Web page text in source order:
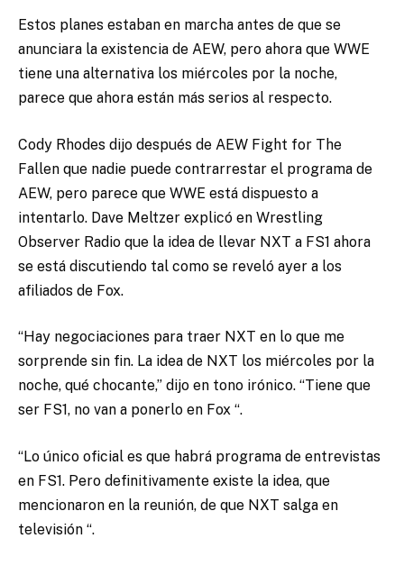
Estos planes estaban en marcha antes de que se
anunciara la existencia de AEW, pero ahora que WWE
tiene una alternativa los miércoles por la noche,
parece que ahora están más serios al respecto.
Cody Rhodes dijo después de AEW Fight for The
Fallen que nadie puede contrarrestar el programa de
AEW, pero parece que WWE está dispuesto a
intentarlo. Dave Meltzer explicó en Wrestling
Observer Radio que la idea de llevar NXT a FS1 ahora
se está discutiendo tal como se reveló ayer a los
afiliados de Fox.
“Hay negociaciones para traer NXT en lo que me
sorprende sin fin. La idea de NXT los miércoles por la
noche, qué chocante,” dijo en tono irónico. “Tiene que
ser FS1, no van a ponerlo en Fox “.
“Lo único oficial es que habrá programa de entrevistas
en FS1. Pero definitivamente existe la idea, que
mencionaron en la reunión, de que NXT salga en
televisión “.